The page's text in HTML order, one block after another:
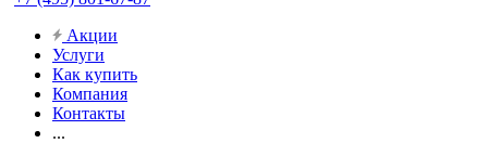
Акции
Услуги
Как купить
Компания
Контакты
...